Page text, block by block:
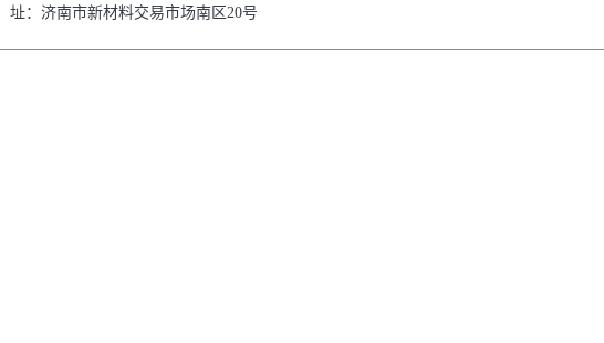
址： 济南市新材料交易市场南区20号